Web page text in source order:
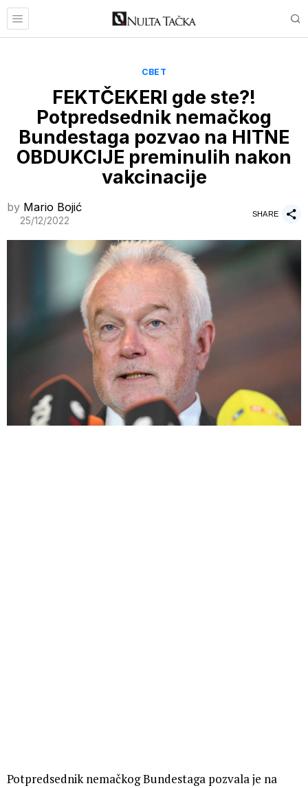
СВЕТ
FEKTČEKERI gde ste?!
Potpredsednik nemačkog
Bundestaga pozvao na HITNE
OBDUKCIJE preminulih nakon
vakcinacije
by Mario Bojić
25/12/2022
SHARE
Potpredsednik nemačkog Bundestaga pozvala je na